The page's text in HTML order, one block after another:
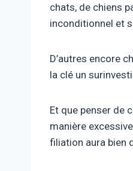
chats, de chiens
inconditionnel et
D’autres encore
la clé un
Et que penser de
manière
filiation aura bien